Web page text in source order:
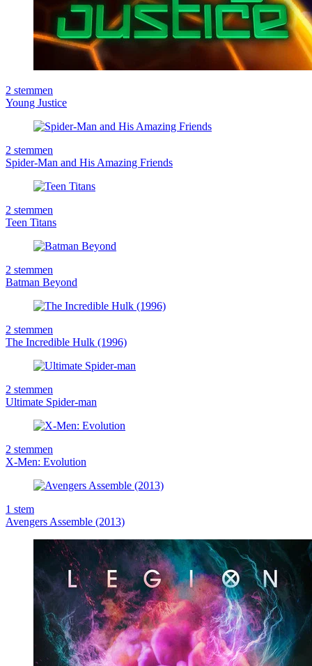
2 stemmen
Young Justice
2 stemmen
Spider-Man and His Amazing Friends
2 stemmen
Teen Titans
2 stemmen
Batman Beyond
2 stemmen
The Incredible Hulk (1996)
2 stemmen
Ultimate Spider-man
2 stemmen
X-Men: Evolution
1 stem
Avengers Assemble (2013)